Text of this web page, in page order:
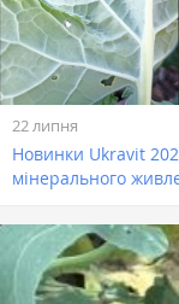
22 липня
Новинки Ukravit
мінерального